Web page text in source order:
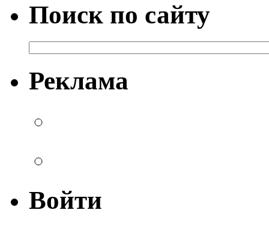
Поиск по сайту
Реклама
Войти